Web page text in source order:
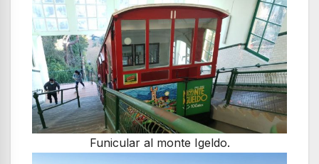
Funicular al monte Igeldo.